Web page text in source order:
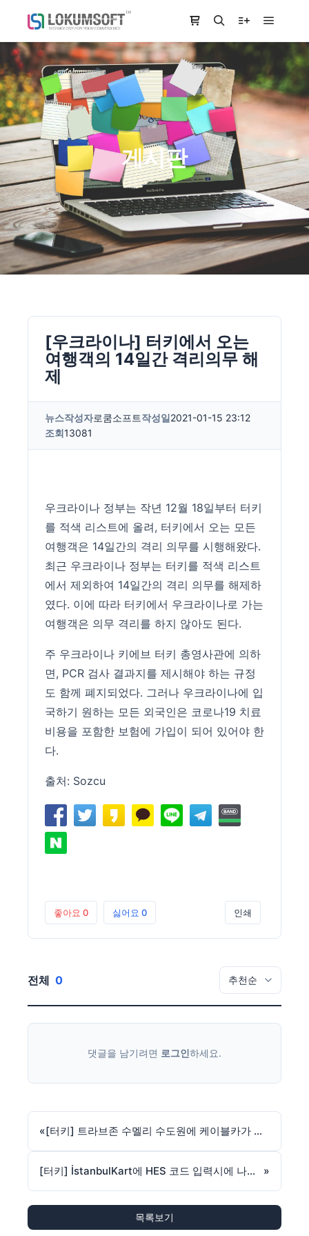
게시판
[우크라이나] 터키에서 오는
여행객의 14일간 격리의무 해
제
뉴스작성자로쿰소프트작성일2021-01-15 23:12
조회13081
우크라이나 정부는 작년 12월 18일부터 터키
를 적색 리스트에 올려, 터키에서 오는 모든
여행객은 14일간의 격리 의무를 시행해왔다.
최근 우크라이나 정부는 터키를 적색 리스트
에서 제외하여 14일간의 격리 의무를 해제하
였다. 이에 따라 터키에서 우크라이나로 가는
여행객은 의무 격리를 하지 않아도 된다.
주 우크라이나 키에브 터키 총영사관에 의하
면, PCR 검사 결과지를 제시해야 하는 규정
도 함께 폐지되었다. 그러나 우크라이나에 입
국하기 원하는 모든 외국인은 코로나19 치료
비용을 포함한 보험에 가입이 되어 있어야 한
다.
출처: Sozcu
좋아요 0 싫어요 0 인쇄
전체 0
댓글을 남기려면 로그인하세요.
« [터키] 트라브존 수멜리 수도원에 케이블카가 설치된다.
[터키] İstanbulKart에 HES 코드 입력시에 나는 에러 해결 방법 »
목록보기